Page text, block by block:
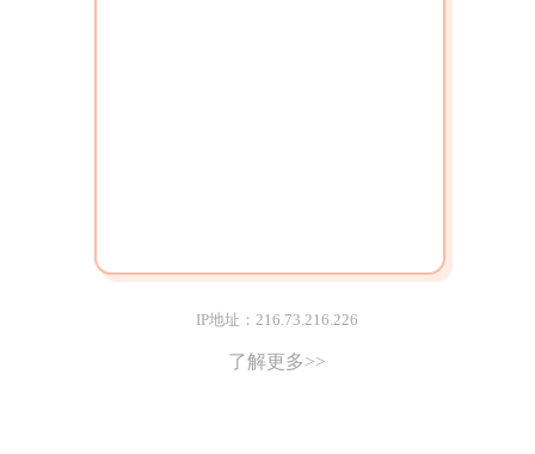
IP地址：216.73.216.226
了解更多>>